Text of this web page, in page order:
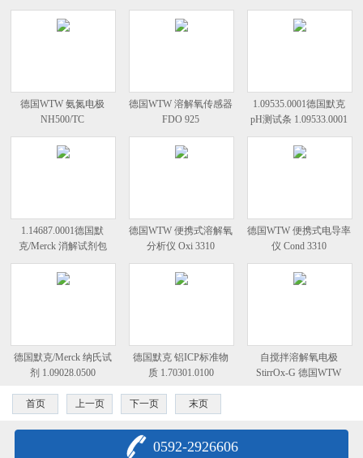
德国WTW 氨氮电极
NH500/TC
德国WTW 溶解氧传感器
FDO 925
1.09535.0001德国默克
pH测试条 1.09533.0001
1.14687.0001德国默
克/Merck 消解试剂包
Crack Set 10
德国WTW 便携式溶解氧
分析仪 Oxi 3310
德国WTW 便携式电导率
仪 Cond 3310
德国默克/Merck 纳氏试
剂 1.09028.0500
德国默克 铝ICP标准物
质 1.70301.0100
自搅拌溶解氧电极
StirrOx-G 德国WTW
首页 上一页 下一页 末页
0592-2926606